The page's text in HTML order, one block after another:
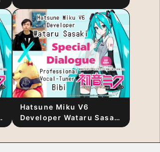
Hatsune Miku V6
Developer Wataru Sasaki
× Professional Vocal-